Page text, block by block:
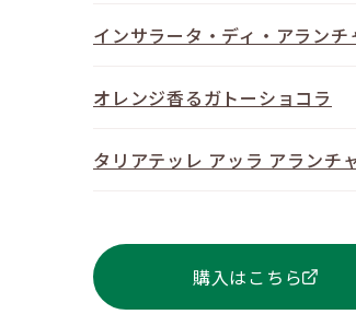
インサラータ・ディ・アランチ
オレンジ香るガトーショコラ
タリアテッレ アッラ アランチ
購入はこちら